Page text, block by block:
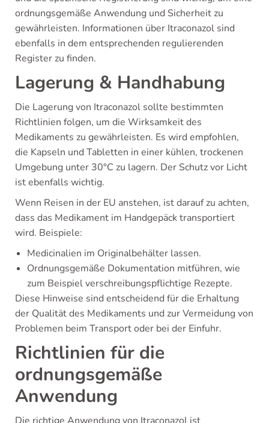
ordnungsgemäße Anwendung und Sicherheit zu
gewährleisten. Informationen über Itraconazol sind
ebenfalls in dem entsprechenden regulierenden
Register zu finden.
Lagerung & Handhabung
Die Lagerung von Itraconazol sollte bestimmten
Richtlinien folgen, um die Wirksamkeit des
Medikaments zu gewährleisten. Es wird empfohlen,
die Kapseln und Tabletten in einer kühlen, trockenen
Umgebung unter 30°C zu lagern. Der Schutz vor Licht
ist ebenfalls wichtig.
Wenn Reisen in der EU anstehen, ist darauf zu achten,
dass das Medikament im Handgepäck transportiert
wird. Beispiele:
Medicinalien im Originalbehälter lassen.
Ordnungsgemäße Dokumentation mitführen, wie
zum Beispiel verschreibungspflichtige Rezepte.
Diese Hinweise sind entscheidend für die Erhaltung
der Qualität des Medikaments und zur Vermeidung von
Problemen beim Transport oder bei der Einfuhr.
Richtlinien für die
ordnungsgemäße
Anwendung
Die richtige Anwendung von Itraconazol ist